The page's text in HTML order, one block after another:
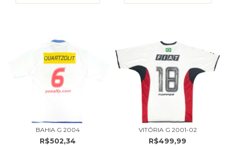
BAHIA G 2004
R$502,34
VITÓRIA G 2001-02
R$499,99